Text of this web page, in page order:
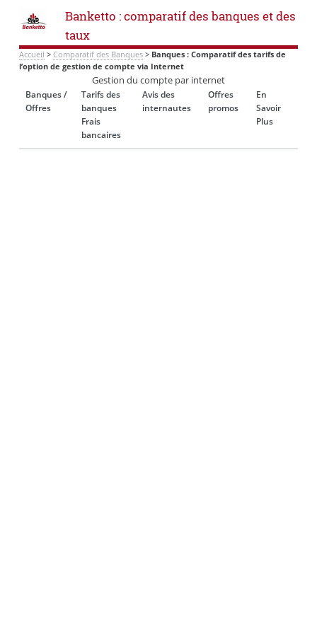
Banketto : comparatif des banques et des
taux
Accueil > Comparatif des Banques> Banques : Comparatif des tarifs de
l’option de gestion de compte via Internet
Gestion du compte par internet
Banques /
Offres
Tarifs des
banques
Frais
bancaires
Avis des
internautes
Offres
promos
En
Savoir
Plus